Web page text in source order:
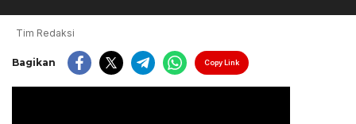
Tim Redaksi
Bagikan Copy Link